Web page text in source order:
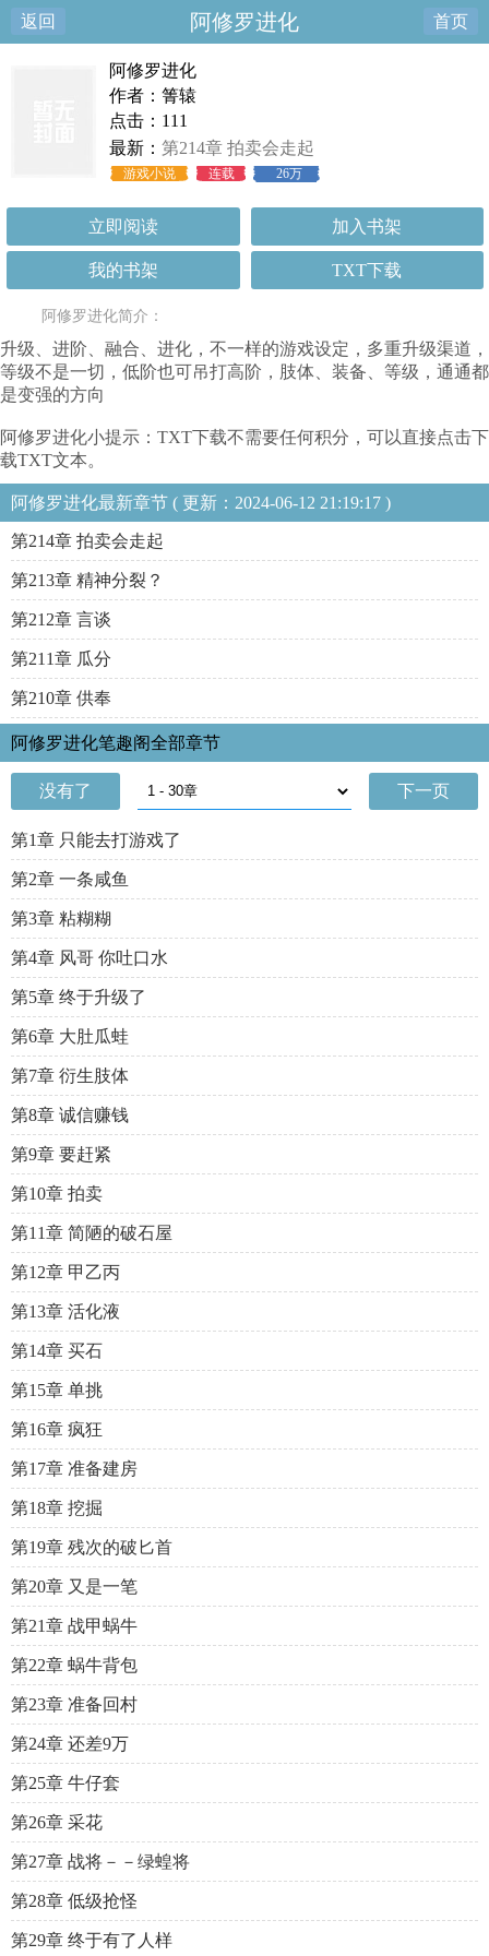
返回 阿修罗进化 首页
阿修罗进化
作者：箐辕
点击：111
最新： 第214章 拍卖会走起
游戏小说 连载 26万
立即阅读 加入书架
我的书架 TXT下载
阿修罗进化简介：
升级、进阶、融合、进化，不一样的游戏设定，多重升级渠道，
等级不是一切，低阶也可吊打高阶，肢体、装备、等级，通通都
是变强的方向
阿修罗进化小提示：TXT下载不需要任何积分，可以直接点击下
载TXT文本。
阿修罗进化最新章节 ( 更新：2024-06-12 21:19:17 )
第214章 拍卖会走起
第213章 精神分裂？
第212章 言谈
第211章 瓜分
第210章 供奉
阿修罗进化笔趣阁全部章节
没有了 下一页
第1章 只能去打游戏了
第2章 一条咸鱼
第3章 粘糊糊
第4章 风哥 你吐口水
第5章 终于升级了
第6章 大肚瓜蛙
第7章 衍生肢体
第8章 诚信赚钱
第9章 要赶紧
第10章 拍卖
第11章 简陋的破石屋
第12章 甲乙丙
第13章 活化液
第14章 买石
第15章 单挑
第16章 疯狂
第17章 准备建房
第18章 挖掘
第19章 残次的破匕首
第20章 又是一笔
第21章 战甲蜗牛
第22章 蜗牛背包
第23章 准备回村
第24章 还差9万
第25章 牛仔套
第26章 采花
第27章 战将－－绿蝗将
第28章 低级抢怪
第29章 终于有了人样